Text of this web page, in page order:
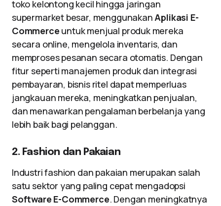
toko kelontong kecil hingga jaringan
supermarket besar, menggunakanAplikasi E-
Commerce untuk menjual produk mereka
secara online, mengelola inventaris, dan
memproses pesanan secara otomatis. Dengan
fitur seperti manajemen produk dan integrasi
pembayaran, bisnis ritel dapat memperluas
jangkauan mereka, meningkatkan penjualan,
dan menawarkan pengalaman berbelanja yang
lebih baik bagi pelanggan.
2. Fashion dan Pakaian
Industri fashion dan pakaian merupakan salah
satu sektor yang paling cepat mengadopsi
Software E-Commerce. Dengan meningkatnya